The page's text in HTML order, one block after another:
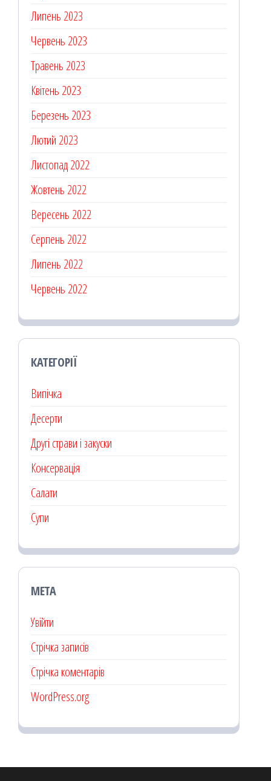
Липень 2023
Червень 2023
Травень 2023
Квітень 2023
Березень 2023
Лютий 2023
Листопад 2022
Жовтень 2022
Вересень 2022
Серпень 2022
Липень 2022
Червень 2022
КАТЕГОРІЇ
Випічка
Десерти
Другі страви і закуски
Консервація
Салати
Супи
МЕТА
Увійти
Стрічка записів
Стрічка коментарів
WordPress.org